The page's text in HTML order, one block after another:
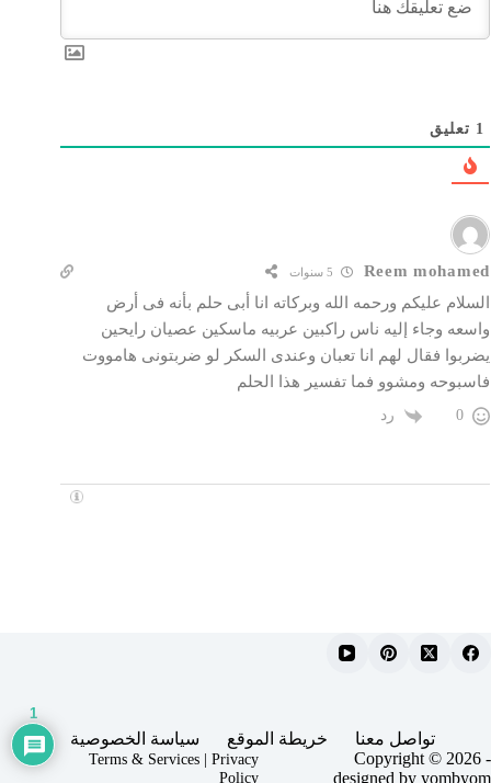
1 تعليق
Reem mohamed
السلام عليكم ورحمه الله وبركاته انا أبى حلم بأنه فى أرض
واسعه وجاء إليه ناس راكبين عربيه ماسكين عصيان رايحين
يضربوا فقال لهم انا تعبان وعندى السكر لو ضربتونى هامووت
فاسبوحه ومشوو فما تفسير هذا الحلم
0 رد
تواصل معنا خريطة الموقع
سياسة الخصوصية
Copyright © 2026 -
designed by yombyom
Terms & Services| Privacy
Policy
1